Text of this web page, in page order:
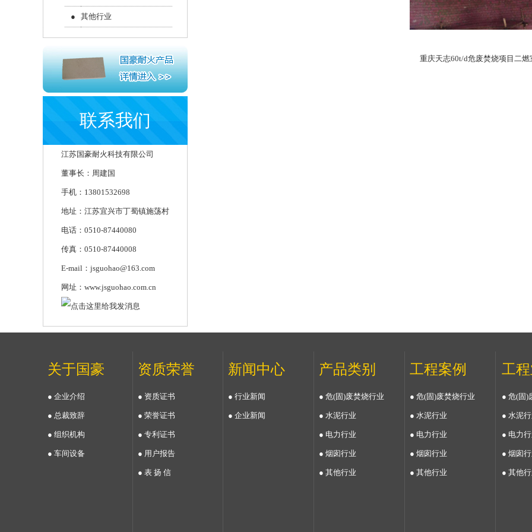
● 其他行业
联系我们
江苏国豪耐火科技有限公司
董事长：周建国
手机：13801532698
地址：江苏宜兴市丁蜀镇施荡村
电话：0510-87440080
传真：0510-87440008
E-mail：jsguohao@163.com
网址：www.jsguohao.com.cn
重庆天志60t/d危废焚烧项目二燃
关于国豪
● 企业介绍
● 总裁致辞
● 组织机构
● 车间设备
资质荣誉
● 资质证书
● 荣誉证书
● 专利证书
● 用户报告
● 表 扬 信
新闻中心
● 行业新闻
● 企业新闻
产品类别
● 危(固)废焚烧行业
● 水泥行业
● 电力行业
● 烟囱行业
● 其他行业
工程案例
● 危(固)废焚烧行业
● 水泥行业
● 电力行业
● 烟囱行业
● 其他行业
工
● 危(固)
● 水泥
● 电力
● 烟囱
● 其他